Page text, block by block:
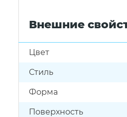
Внешние
Цвет
Стиль
Форма
Поверхность